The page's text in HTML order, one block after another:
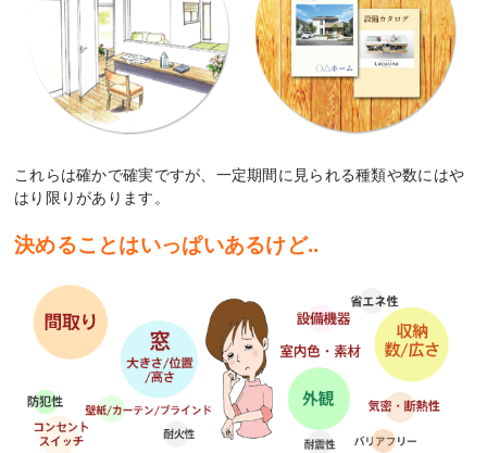
これらは確かで確実ですが、一定期間に見られる種類や数にはや
はり限りがあります。
決めることはいっぱいあるけど..